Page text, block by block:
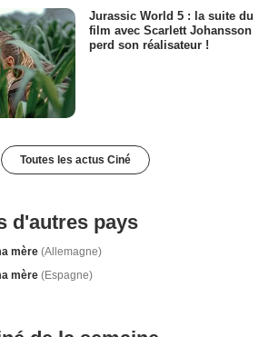
Jurassic World 5 : la suite du
film avec Scarlett Johansson
perd son réalisateur !
Toutes les actus Ciné
d'autres pays
mère (Allemagne)
mère (Espagne)